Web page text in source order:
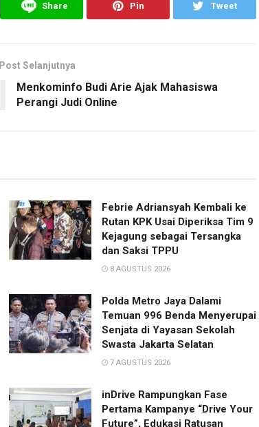
Share Pin Tweet
Post Selanjutnya
Menkominfo Budi Arie Ajak Mahasiswa
Perangi Judi Online
Febrie Adriansyah Kembali ke
Rutan KPK Usai Diperiksa Tim 9
Kejagung sebagai Tersangka
dan Saksi TPPU
8 AGUSTUS 2026
Polda Metro Jaya Dalami
Temuan 996 Benda Menyerupai
Senjata di Yayasan Sekolah
Swasta Jakarta Selatan
7 AGUSTUS 2026
inDrive Rampungkan Fase
Pertama Kampanye “Drive Your
Future”, Edukasi Ratusan